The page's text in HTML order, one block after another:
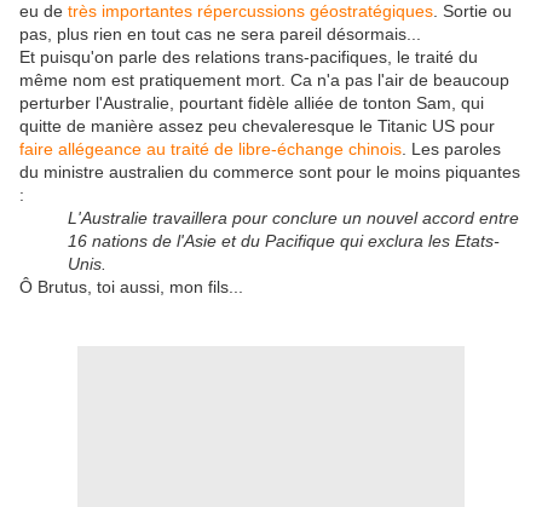
eu de très importantes répercussions géostratégiques . Sortie ou
pas, plus rien en tout cas ne sera pareil désormais...
Et puisqu'on parle des relations trans-pacifiques, le traité du
même nom est pratiquement mort. Ca n'a pas l'air de beaucoup
perturber l'Australie, pourtant fidèle alliée de tonton Sam, qui
quitte de manière assez peu chevaleresque le Titanic US pour
faire allégeance au traité de libre-échange chinois . Les paroles
du ministre australien du commerce sont pour le moins piquantes
:
L'Australie travaillera pour conclure un nouvel accord entre
16 nations de l'Asie et du Pacifique qui exclura les Etats-
Unis.
Ô Brutus, toi aussi, mon fils...